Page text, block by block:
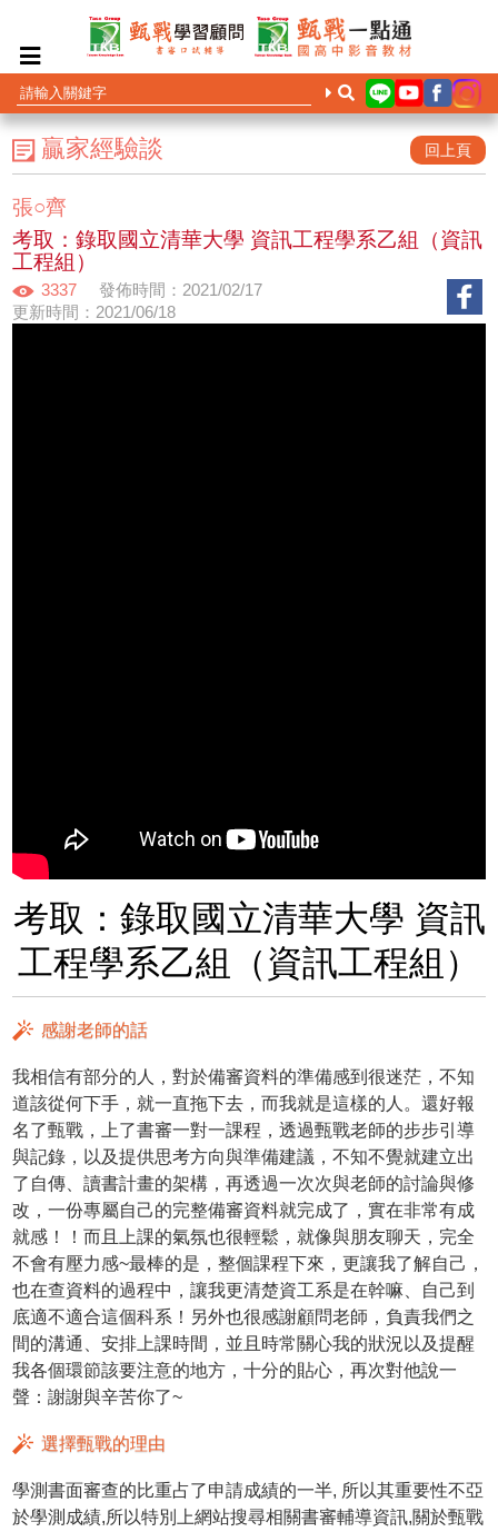
贏家經驗談 回上頁
張○齊
考取：錄取國立清華大學 資訊工程學系乙組（資訊
工程組）
3337
發佈時間：2021/02/17
更新時間：2021/06/18
考取：錄取國立清華大學 資訊
工程學系乙組（資訊工程組）
感謝老師的話
我相信有部分的人，對於備審資料的準備感到很迷茫，不知
道該從何下手，就一直拖下去，而我就是這樣的人。還好報
名了甄戰，上了書審一對一課程，透過甄戰老師的步步引導
與記錄，以及提供思考方向與準備建議，不知不覺就建立出
了自傳、讀書計畫的架構，再透過一次次與老師的討論與修
改，一份專屬自己的完整備審資料就完成了，實在非常有成
就感！！而且上課的氣氛也很輕鬆，就像與朋友聊天，完全
不會有壓力感~最棒的是，整個課程下來，更讓我了解自己，
也在查資料的過程中，讓我更清楚資工系是在幹嘛、自己到
底適不適合這個科系！另外也很感謝顧問老師，負責我們之
間的溝通、安排上課時間，並且時常關心我的狀況以及提醒
我各個環節該要注意的地方，十分的貼心，再次對他說一
聲：謝謝與辛苦你了~
選擇甄戰的理由
學測書面審查的比重占了申請成績的一半, 所以其重要性不亞
於學測成績,所以特別上網站搜尋相關書審輔導資訊,關於甄戰